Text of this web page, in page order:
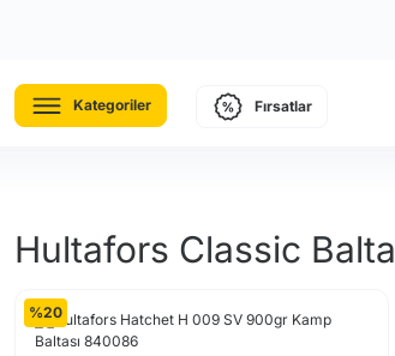
Kategoriler Fırsatlar
Hultafors Classic Balta
%20